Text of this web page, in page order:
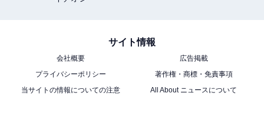
サイト情報
会社概要
広告掲載
プライバシーポリシー
著作権・商標・免責事項
当サイトの情報についての注意
All About ニュースについて